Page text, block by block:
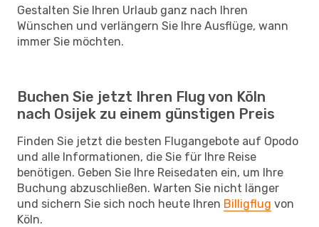
Gestalten Sie Ihren Urlaub ganz nach Ihren
Wünschen und verlängern Sie Ihre Ausflüge, wann
immer Sie möchten.
Buchen Sie jetzt Ihren Flug von Köln
nach Osijek zu einem günstigen Preis
Finden Sie jetzt die besten Flugangebote auf Opodo
und alle Informationen, die Sie für Ihre Reise
benötigen. Geben Sie Ihre Reisedaten ein, um Ihre
Buchung abzuschließen. Warten Sie nicht länger
und sichern Sie sich noch heute Ihren Billigflug von
Köln.